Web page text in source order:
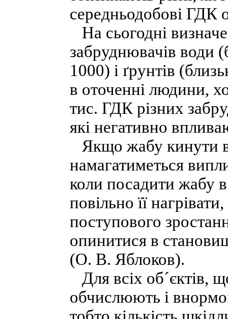
середньодобові ГДК
На сьогодні
забруднювачів води
1000) і ґрунтів
в оточенні людини,
тис. ГДК різних
які негативно
Якщо жабу кинути
намагатиметься
коли посадити жабу
повільно її
поступового
опинитися в
(О. В. Яблоков).
Для всіх об´єктів,
обчислюють і